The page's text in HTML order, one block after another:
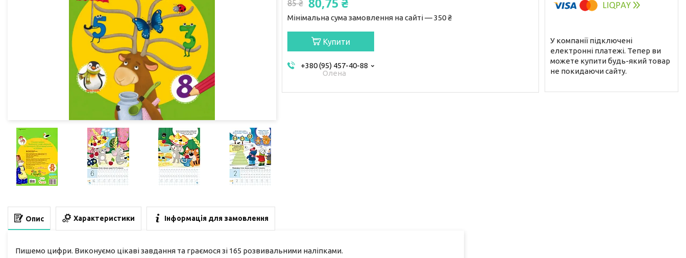
85 ₴
Мінімальна сума замовлення на сайті — 350 ₴
Купити
+380 (95) 457-40-88
Олена
У компанії підключені
електронні платежі. Тепер ви
можете купити будь-який товар
не покидаючи сайту.
Опис Характеристики Інформація для замовлення
Пишемо цифри. Виконуємо цікаві завдання та граємося зі 165 розвивальними наліпками.